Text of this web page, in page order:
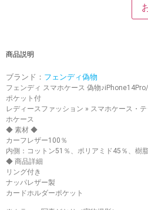
商品説明
ブランド： フェンディ偽物
フェンディ スマホケース 偽物
ポケット付
レディースファッション » スマホケース・
ホケース
◆ 素材 ◆
カーフレザー100％
内側：コットン51％、ポリアミド45％、樹
◆ 商品詳細
リング付き
ナッパレザー製
カードホルダーポケット